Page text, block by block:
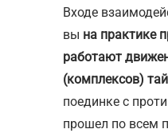
Входе
вы на практике
работают
(комплексов)
поединке с
прошел по всем